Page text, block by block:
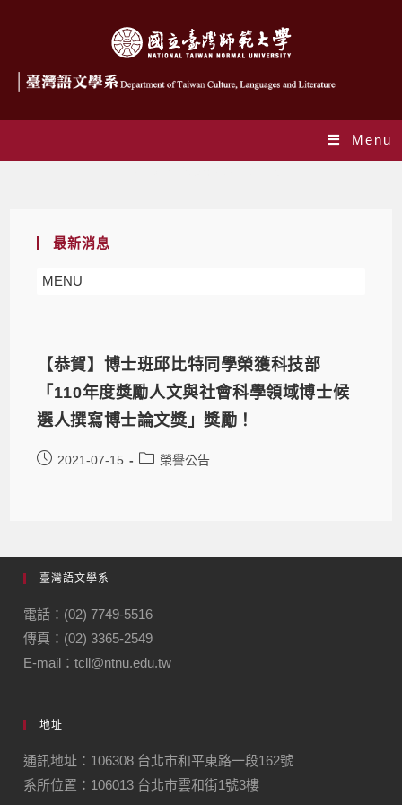
Menu
最新消息
MENU
【恭賀】博士班邱比特同學榮獲科技部
「110年度獎勵人文與社會科學領域博士候
選人撰寫博士論文獎」獎勵！
2021-07-15 榮譽公告
臺灣語文學系
電話：(02) 7749-5516
傳真：(02) 3365-2549
E-mail：tcll@ntnu.edu.tw
地址
通訊地址：106308 台北市和平東路一段162號
系所位置：106013 台北市雲和街1號3樓